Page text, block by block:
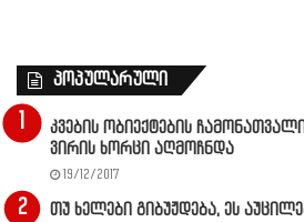
პოპულარული
კვების ობიექტების
ვირის ხორცი აღმოჩნდა
19/12/2017
თუ ხელები გიბუჟდება, ეს